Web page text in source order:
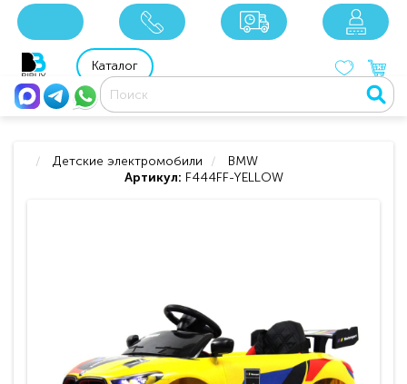
8 800 201 92 06
Каталог
Детские электромобили
BMW
Артикул: F444FF-YELLOW
xxx